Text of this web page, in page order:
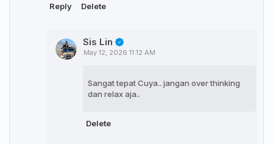
Reply Delete
Sis Lin
May 12, 2026 11:12 AM
Sangat tepat Cuya.. jangan over thinking
dan relax aja..
Delete